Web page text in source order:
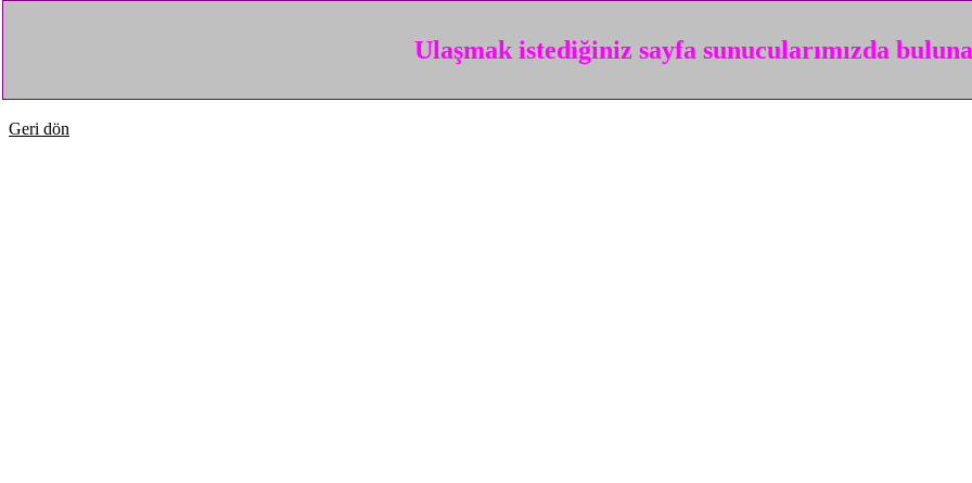
Ulaşmak istediğiniz sayfa sunucularımızda
Geri dön